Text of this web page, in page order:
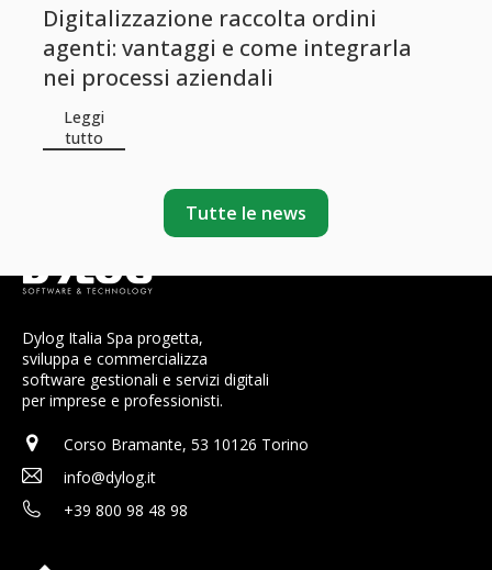
Digitalizzazione raccolta ordini
agenti: vantaggi e come integrarla
nei processi aziendali
Leggi
tutto
Tutte le news
Dylog Italia Spa progetta,
sviluppa e commercializza
software gestionali e servizi digitali
per imprese e professionisti.
Corso Bramante, 53 10126 Torino
info@dylog.it
+39 800 98 48 98